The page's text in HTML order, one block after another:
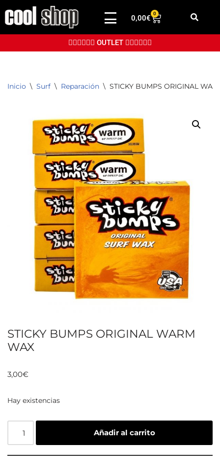
Saltar
contenido
0,00€
0
👉🏼👉🏼👉🏼 OUTLET 👈🏼👈🏼👈🏼
Inicio \ Surf \ Reparación \ STICKY BUMPS ORIGINAL
STICKY BUMPS ORIGINAL WARM
WAX
3,00€
Hay existencias
Añadir al carrito